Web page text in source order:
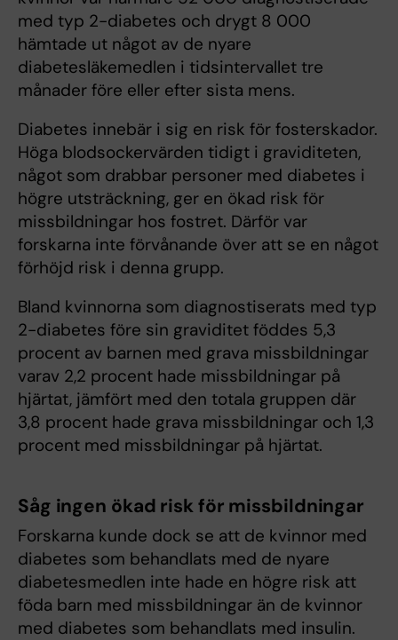
med typ 2-diabetes och drygt 8 000
hämtade ut något av de nyare
diabetesläkemedlen i tidsintervallet tre
månader före eller efter sista mens.
Diabetes innebär i sig en risk för fosterskador.
Höga blodsockervärden tidigt i graviditeten,
något som drabbar personer med diabetes i
högre utsträckning, ger en ökad risk för
missbildningar hos fostret. Därför var
forskarna inte förvånande över att se en något
förhöjd risk i denna grupp.
Bland kvinnorna som diagnostiserats med typ
2-diabetes före sin graviditet föddes 5,3
procent av barnen med grava missbildningar
varav 2,2 procent hade missbildningar på
hjärtat, jämfört med den totala gruppen där
3,8 procent hade grava missbildningar och 1,3
procent med missbildningar på hjärtat.
Såg ingen ökad risk för missbildningar
Forskarna kunde dock se att de kvinnor med
diabetes som behandlats med de nyare
diabetesmedlen inte hade en högre risk att
föda barn med missbildningar än de kvinnor
med diabetes som behandlats med insulin.